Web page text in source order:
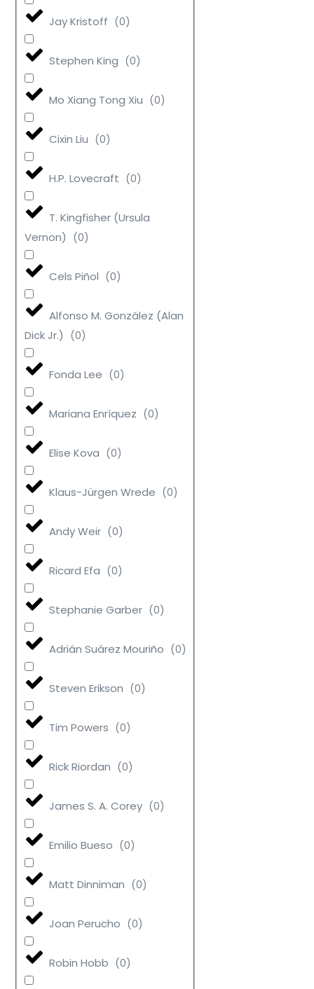
Jay Kristoff (0)
Stephen King (0)
Mo Xiang Tong Xiu (0)
Cixin Liu (0)
H.P. Lovecraft (0)
T. Kingfisher (Ursula
Vernon) (0)
Cels Piñol (0)
Alfonso M. González (Alan
Dick Jr.) (0)
Fonda Lee (0)
Mariana Enríquez (0)
Elise Kova (0)
Klaus-Jürgen Wrede (0)
Andy Weir (0)
Ricard Efa (0)
Stephanie Garber (0)
Adrián Suárez Mouriño (0)
Steven Erikson (0)
Tim Powers (0)
Rick Riordan (0)
James S. A. Corey (0)
Emilio Bueso (0)
Matt Dinniman (0)
Joan Perucho (0)
Robin Hobb (0)